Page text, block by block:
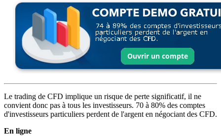
Le trading de CFD implique un risque de perte significatif, il ne
convient donc pas à tous les investisseurs. 70 à 80% des comptes
d'investisseurs particuliers perdent de l'argent en négociant des CFD.
En ligne